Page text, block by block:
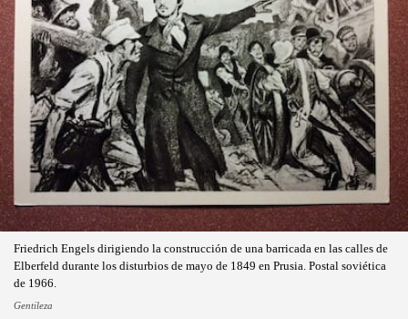
Friedrich Engels dirigiendo la construcción de una barricada en las calles de
Elberfeld durante los disturbios de mayo de 1849 en Prusia. Postal soviética
de 1966.
Gentileza